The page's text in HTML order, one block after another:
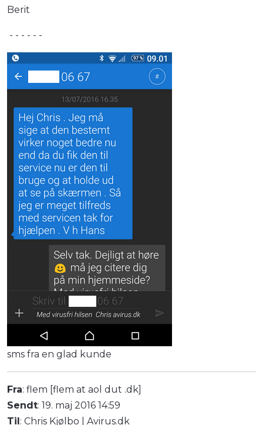
Berit
- - - - - -
sms fra en glad kunde
Fra: flem [flem at aol dut .dk]
Sendt: 19. maj 2016 14:59
Til: Chris Kjølbo | Avirus.dk